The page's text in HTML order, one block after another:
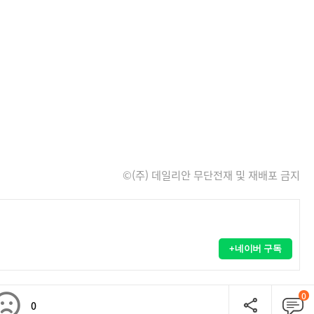
©(주) 데일리안 무단전재 및 재배포 금지
+네이버 구독
0
0